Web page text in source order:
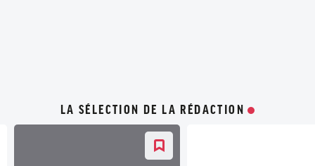
LA SÉLECTION DE LA RÉDACTION